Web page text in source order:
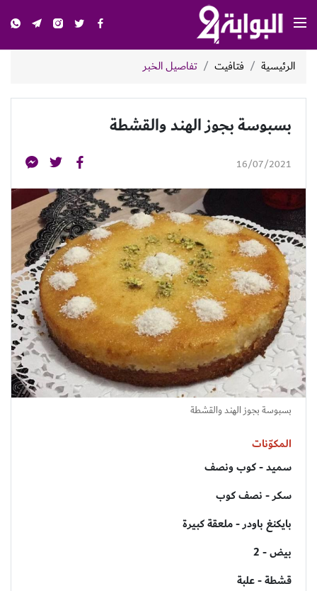
الرئيسية فتافيت تفاصيل الخبر
بسبوسة بجوز الهند والقشطة
16/07/2021
بسبوسة بجوز الهند والقشطة
المكوّنات
سميد - كوب ونصف
سكر - نصف كوب
بايكنغ باودر - ملعقة كبيرة
بيض - 2
قشطة - علبة